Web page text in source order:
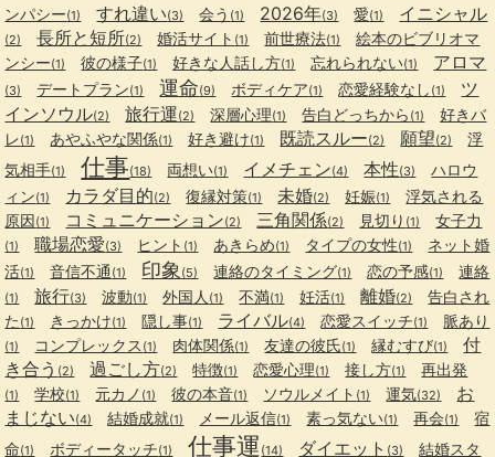
ンパシー(1) すれ違い(3) 会う (1) 2026年(3) 愛(1) イニシャル
(2) 長所と短所(2) 婚活サイト (1) 前世療法(1)
絵本のビブリオマ
ンシー(1) 彼の様子(1) 好きな人話し方(1) 忘れられない(1) アロマ
(3) デートプラン(1) 運命(9) ボディケア(1) 恋愛経験なし (1)
ツ
インソウル(2) 旅行運(2) 深層心理(1) 告白どっちから (1)
好きバ
レ(1) あやふやな関係(1) 好き避け(1) 既読スルー(2) 願望(2)
浮
気相手(1) 仕事(18) 両想い(1) イメチェン(4) 本性(3)
ハロウ
ィン(1) カラダ目的(2) 復縁対策(1) 未婚(2) 妊娠(1)
浮気される
原因(1) コミュニケーション(2) 三角関係(2) 見切り (1) 女子力
(1) 職場恋愛(3) ヒント (1) あきらめ(1) タイプの女性(1)
ネット婚
活(1) 音信不通 (1) 印象 (5) 連絡のタイミング(1) 恋の予感(1) 連絡
(1) 旅行(3) 波動(1) 外国人 (1) 不満(1) 妊活(1) 離婚(2)
告白され
た (1) きっかけ(1) 隠し事(1) ライバル(4) 恋愛スイッチ(1) 脈あり
(1) コンプレックス (1) 肉体関係(1) 友達の彼氏(1) 縁むすび(1)
付
き合う (2) 過ごし方(2) 特徴(1) 恋愛心理(1) 接し方(1) 再出発
(1) 学校(1) 元カノ (1) 彼の本音(1) ソウルメイト (1) 運気(32)
お
まじない(4) 結婚成就(1) メール返信(1) 素っ気ない(1) 再会(1)
宿
命(1) ボディータッチ(1) 仕事運 (14) ダイエット (3) 結婚スタ